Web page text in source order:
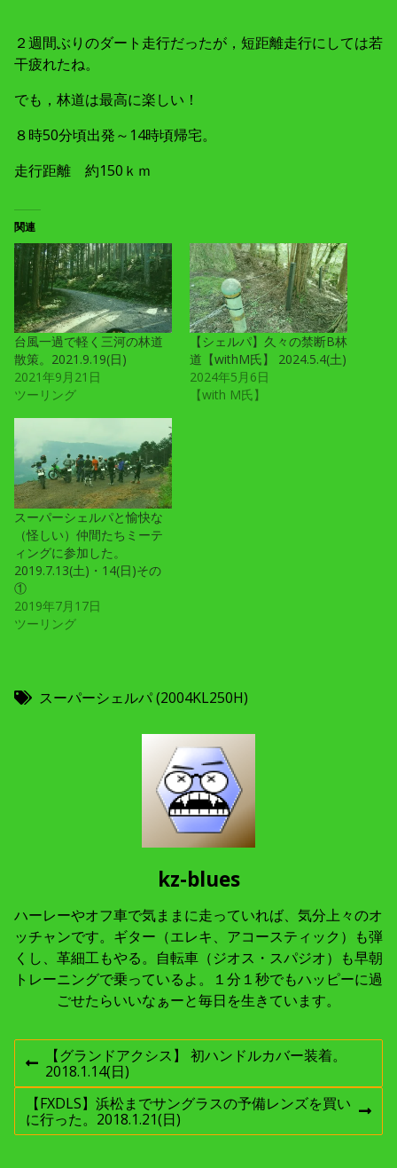
２週間ぶりのダート走行だったが，短距離走行にしては若
干疲れたね。
でも，林道は最高に楽しい！
８時50分頃出発～14時頃帰宅。
走行距離 約150ｋｍ
関連
台風一過で軽く三河の林道
散策。2021.9.19(日)
2021年9月21日
ツーリング
【シェルパ】久々の禁断B林
道【withM氏】 2024.5.4(土)
2024年5月6日
【with M氏】
スーパーシェルパと愉快な
（怪しい）仲間たちミーテ
ィングに参加した。
2019.7.13(土)・14(日)その
①
2019年7月17日
ツーリング
スーパーシェルパ (2004KL250H)
kz-blues
ハーレーやオフ車で気ままに走っていれば、気分上々のオ
ッチャンです。ギター（エレキ、アコースティック）も弾
くし、革細工もやる。自転車（ジオス・スパジオ）も早朝
トレーニングで乗っているよ。１分１秒でもハッピーに過
ごせたらいいなぁーと毎日を生きています。
投
稿
ナ
前
の
投
稿
:
【グランドアクシス】 初ハンドルカバー装着。
2018.1.14(日)
次
の
【FXDLS】浜松までサングラスの予備レンズを買い
に行った。2018.1.21(日)